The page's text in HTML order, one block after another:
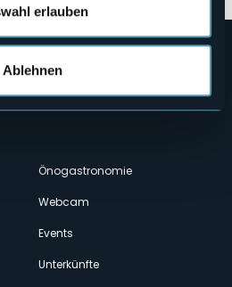
erlauben
Ablehnen
Önogastronomie
Webcam
Events
Unterkünfte